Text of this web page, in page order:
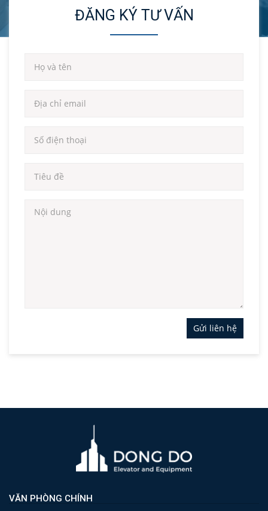
ĐĂNG KÝ TƯ VẤN
Gửi liên hệ
VĂN PHÒNG CHÍNH